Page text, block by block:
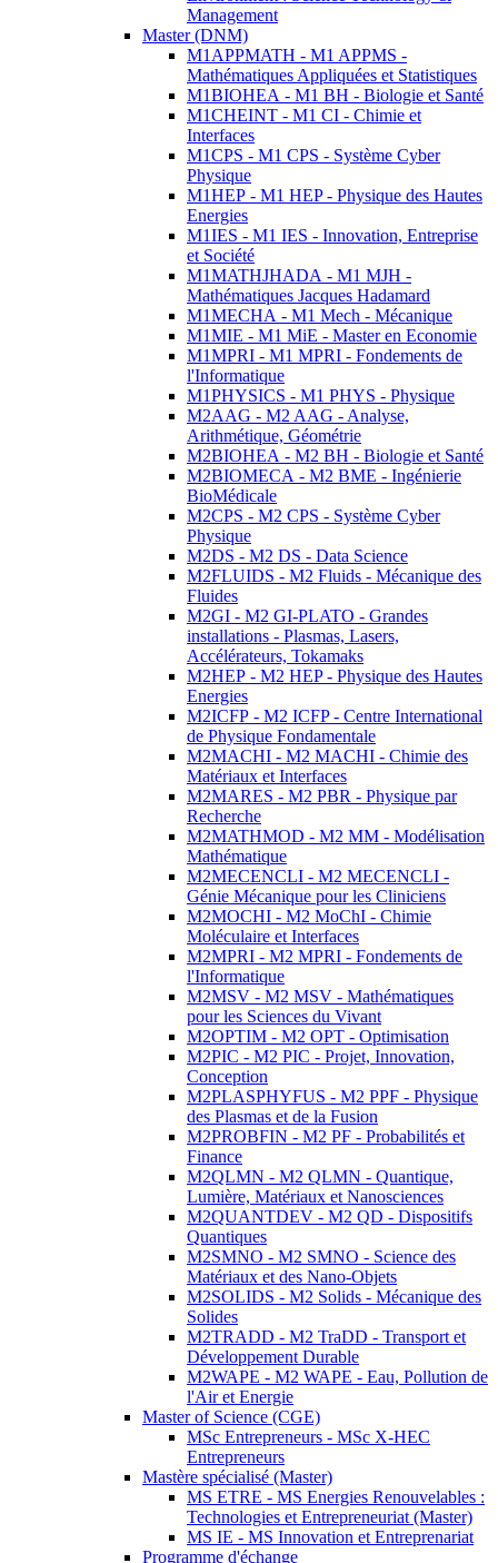
Management
Master (DNM)
M1APPMATH - M1 APPMS -
Mathématiques Appliquées et Statistiques
M1BIOHEA - M1 BH - Biologie et Santé
M1CHEINT - M1 CI - Chimie et
Interfaces
M1CPS - M1 CPS - Système Cyber
Physique
M1HEP - M1 HEP - Physique des Hautes
Energies
M1IES - M1 IES - Innovation, Entreprise
et Société
M1MATHJHADA - M1 MJH -
Mathématiques Jacques Hadamard
M1MECHA - M1 Mech - Mécanique
M1MIE - M1 MiE - Master en Economie
M1MPRI - M1 MPRI - Fondements de
l'Informatique
M1PHYSICS - M1 PHYS - Physique
M2AAG - M2 AAG - Analyse,
Arithmétique, Géométrie
M2BIOHEA - M2 BH - Biologie et Santé
M2BIOMECA - M2 BME - Ingénierie
BioMédicale
M2CPS - M2 CPS - Système Cyber
Physique
M2DS - M2 DS - Data Science
M2FLUIDS - M2 Fluids - Mécanique des
Fluides
M2GI - M2 GI-PLATO - Grandes
installations - Plasmas, Lasers,
Accélérateurs, Tokamaks
M2HEP - M2 HEP - Physique des Hautes
Energies
M2ICFP - M2 ICFP - Centre International
de Physique Fondamentale
M2MACHI - M2 MACHI - Chimie des
Matériaux et Interfaces
M2MARES - M2 PBR - Physique par
Recherche
M2MATHMOD - M2 MM - Modélisation
Mathématique
M2MECENCLI - M2 MECENCLI -
Génie Mécanique pour les Cliniciens
M2MOCHI - M2 MoChI - Chimie
Moléculaire et Interfaces
M2MPRI - M2 MPRI - Fondements de
l'Informatique
M2MSV - M2 MSV - Mathématiques
pour les Sciences du Vivant
M2OPTIM - M2 OPT - Optimisation
M2PIC - M2 PIC - Projet, Innovation,
Conception
M2PLASPHYFUS - M2 PPF - Physique
des Plasmas et de la Fusion
M2PROBFIN - M2 PF - Probabilités et
Finance
M2QLMN - M2 QLMN - Quantique,
Lumière, Matériaux et Nanosciences
M2QUANTDEV - M2 QD - Dispositifs
Quantiques
M2SMNO - M2 SMNO - Science des
Matériaux et des Nano-Objets
M2SOLIDS - M2 Solids - Mécanique des
Solides
M2TRADD - M2 TraDD - Transport et
Développement Durable
M2WAPE - M2 WAPE - Eau, Pollution de
l'Air et Energie
Master of Science (CGE)
MSc Entrepreneurs - MSc X-HEC
Entrepreneurs
Mastère spécialisé (Master)
MS ETRE - MS Energies Renouvelables :
Technologies et Entrepreneuriat (Master)
MS IE - MS Innovation et Entreprenariat
Programme d'échange